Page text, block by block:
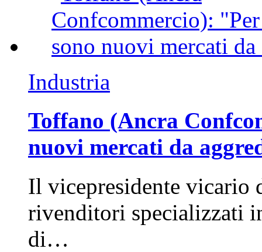
Industria
Toffano (Ancra
nuovi mercati da
Il vicepresidente vicario
rivenditori specializzati
di…